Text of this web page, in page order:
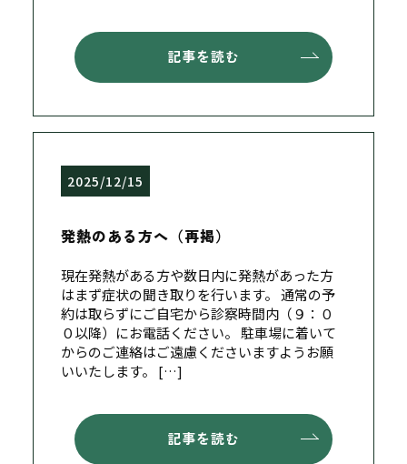
記事を読む
2025/12/15
発熱のある方へ（再掲）
現在発熱がある方や数日内に発熱があった方
はまず症状の聞き取りを行います。 通常の予
約は取らずにご自宅から診察時間内（９：０
０以降）にお電話ください。 駐車場に着いて
からのご連絡はご遠慮くださいますようお願
いいたします。 […]
記事を読む